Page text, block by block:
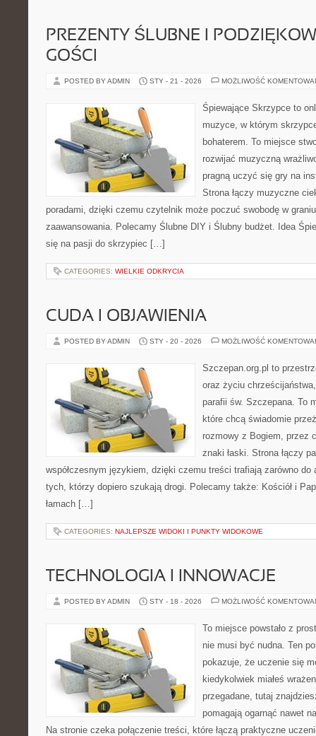
PREZENTY ŚLUBNE I
GOŚCI
POSTED BY ADMIN STY - 21 - 2026 MOŻLIWOŚĆ
Śpiewające Skrzypce to
muzyce, w którym
bohaterem. To miejsce
rozwijać muzyczną
pragną uczyć się gry na
Strona łączy muzyczne
poradami, dzięki czemu czytelnik może poczuć swobodę w
zaawansowania. Polecamy Ślubne DIY i Ślubny budżet. Idea
się na pasji do skrzypiec […]
CATEGORIES: WIELKIE ODKRYCIA
CUDA I OBJAWIENIA
POSTED BY ADMIN STY - 20 - 2026 MOŻLIWOŚĆ
Szczepan.org.pl to
oraz życiu
parafii św. Szczepana. To
które chcą świadomie
rozmowy z Bogiem, przez
znaki łaski. Strona łączy
współczesnym językiem, dzięki czemu treści trafiają zarówno
tych, którzy dopiero szukają drogi. Polecamy także: Kościół i
łamach […]
CATEGORIES: NAJLEPSZE WIDOKI I PUNKTY WIDOKOWE
TECHNOLOGIA I INNOWACJE
POSTED BY ADMIN STY - 18 - 2026 MOŻLIWOŚĆ
To miejsce powstało z
nie musi być nudna. Ten
pokazuje, że uczenie się
kiedykolwiek miałeś
przegadane, tutaj
pomagają ogarnąć nawet
Na stronie czeka połączenie treści, które łączą praktyczne